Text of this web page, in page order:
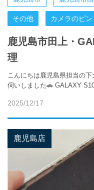
その他 カメラのピ
鹿児島市田上・
理
こんにちは鹿児島県担当の
伺いしました🚗 GALAXY
2025/12/17
鹿児島店